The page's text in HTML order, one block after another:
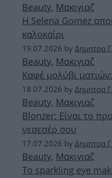
Beauty, Μακιγιαζ
Η Selena Gomez
καλοκαίρι
19.07.2026 by Δημητρα
Beauty, Μακιγιαζ
Καφέ μολύβι
18.07.2026 by Δημητρα
Beauty, Μακιγιαζ
Blonzer: Είναι το
νεσεσέρ σου
17.07.2026 by Δημητρα
Beauty, Μακιγιαζ
Το sparkling eye